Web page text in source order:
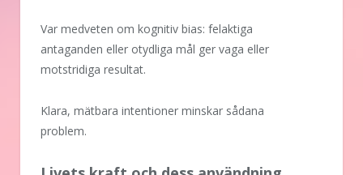
Var medveten om kognitiv bias: felaktiga
antaganden eller otydliga mål ger vaga eller
motstridiga resultat.
Klara, mätbara intentioner minskar sådana
problem.